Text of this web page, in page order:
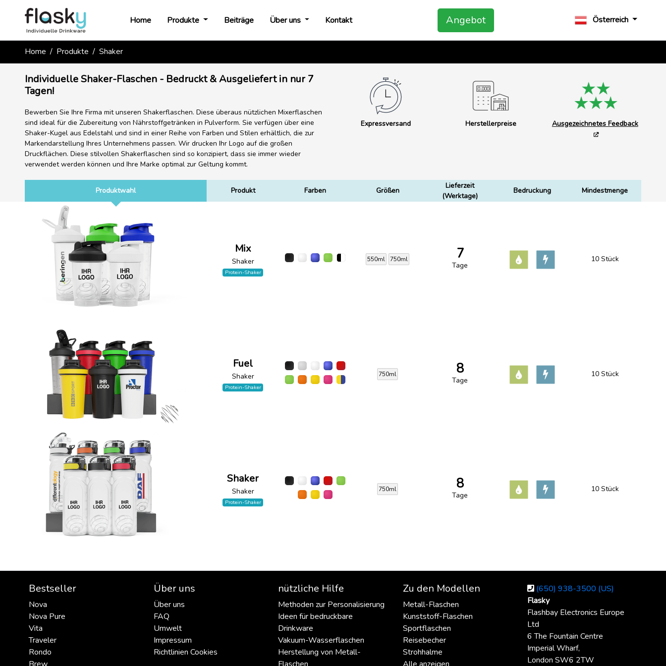
Home Produkte Beiträge Über uns Kontakt Angebot Österreich
Home Produkte Shaker
Individuelle Shaker-Flaschen - Bedruckt & Ausgeliefert in nur 7
Tagen!
Bewerben Sie Ihre Firma mit unseren Shakerflaschen. Diese überaus nützlichen Mixerflaschen
sind ideal für die Zubereitung von Nährstoffgetränken in Pulverform. Sie verfügen über eine
Shaker-Kugel aus Edelstahl und sind in einer Reihe von Farben und Stilen erhältlich, die zur
Markendarstellung Ihres Unternehmens passen. Wir drucken Ihr Logo auf die großen
Druckflächen. Diese stilvollen Shakerflaschen sind so konzipiert, dass sie immer wieder
verwendet werden können und Ihre Marke optimal zur Geltung kommt.
Expressversand Herstellerpreise Ausgezeichnetes Feedback
Produktwahl Produkt Farben Größen
Lieferzeit
(Werktage)
Bedruckung Mindestmenge
Mix
Shaker
Protein-Shaker
550ml 750ml 7
Tage
10 Stück
Fuel
Shaker
Protein-Shaker
750ml 8
Tage
10 Stück
Shaker
Shaker
Protein-Shaker
750ml 8
Tage
10 Stück
Bestseller
Nova
Nova Pure
Vita
Traveler
Rondo
Über uns
Über uns
FAQ
Umwelt
Impressum
Richtlinien Cookies
nützliche Hilfe
Methoden zur Personalisierung
Ideen für bedruckbare
Drinkware
Vakuum-Wasserflaschen
Herstellung von Metall-
Zu den Modellen
Metall-Flaschen
Kunststoff-Flaschen
Sportflaschen
Reisebecher
Strohhalme
(650) 938-3500 (US)
Flasky
Flashbay Electronics Europe
Ltd
6 The Fountain Centre
Imperial Wharf,
London SW6 2TW